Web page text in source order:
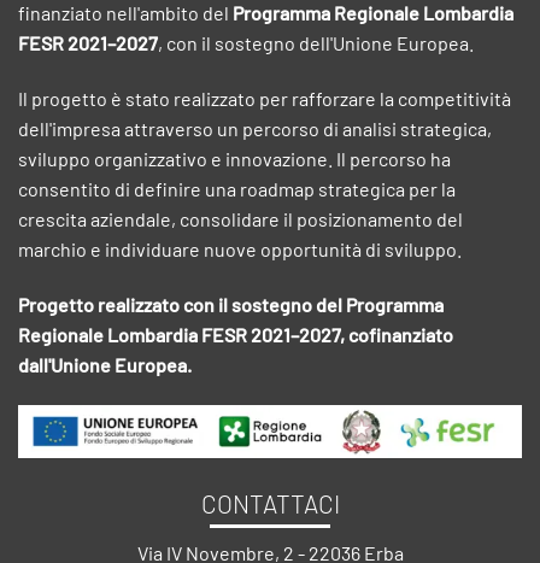
finanziato nell'ambito del Programma Regionale Lombardia
FESR 2021–2027, con il sostegno dell'Unione Europea.
Il progetto è stato realizzato per rafforzare la competitività
dell'impresa attraverso un percorso di analisi strategica,
sviluppo organizzativo e innovazione. Il percorso ha
consentito di definire una roadmap strategica per la
crescita aziendale, consolidare il posizionamento del
marchio e individuare nuove opportunità di sviluppo.
Progetto realizzato con il sostegno del Programma
Regionale Lombardia FESR 2021–2027, cofinanziato
dall'Unione Europea.
CONTATTACI
Via IV Novembre, 2 - 22036 Erba